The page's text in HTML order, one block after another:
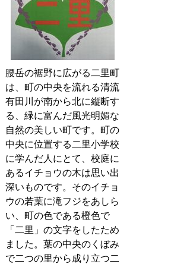
腰岳の裾野に広がる二里町
は、町の中央を流れる清流
有田川が南から北に縦断す
る、緑に富んだ風光明媚な
自然の美しい町です。町の
中央に位置する二里小学校
に学んだ人にとて、校庭に
あるイチョウの木は思い出
深いものです。そのイチョ
ウの若葉に滝フジをあしら
い、町の色である橙色で
「二里」の文字をしたため
ました。葉の中央のくぼみ
で二つの里から成り立つ二